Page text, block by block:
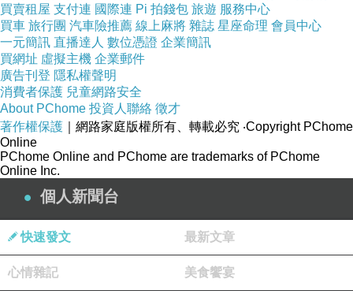
買賣租屋 支付連 國際連 Pi 拍錢包 旅遊 服務中心
買車 旅行團 汽車險推薦 線上麻將 雜誌 星座命理 會員中心
一元簡訊 直播達人 數位憑證 企業簡訊
買網址 虛擬主機 企業郵件
廣告刊登 隱私權聲明
消費者保護 兒童網路安全
About PChome 投資人聯絡 徵才
著作權保護 ｜網路家庭版權所有、轉載必究 ‧Copyright PChome
Online
PChome Online and PChome are trademarks of PChome
Online Inc.
個人新聞台
快速發文 最新文章
心情雜記 美食饗宴